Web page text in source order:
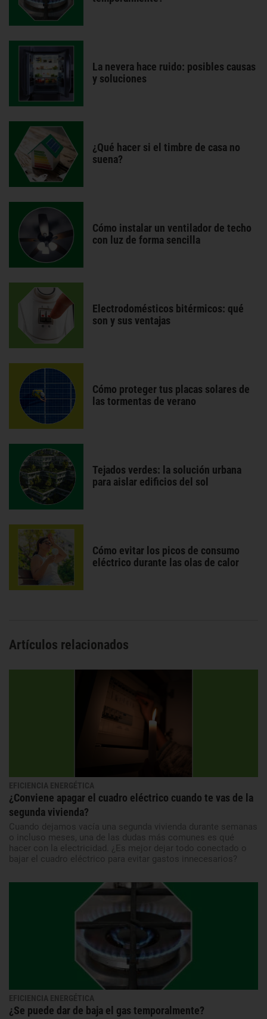
La nevera hace ruido: posibles causas
y soluciones
¿Qué hacer si el timbre de casa no
suena?
Cómo instalar un ventilador de techo
con luz de forma sencilla
Electrodomésticos bitérmicos: qué
son y sus ventajas
Cómo proteger tus placas solares de
las tormentas de verano
Tejados verdes: la solución urbana
para aislar edificios del sol
Cómo evitar los picos de consumo
eléctrico durante las olas de calor
Artículos relacionados
EFICIENCIA ENERGÉTICA
¿Conviene apagar el cuadro eléctrico cuando te vas de la
segunda vivienda?
Cuando dejamos vacía una segunda vivienda durante semanas
o incluso meses, una de las dudas más comunes es qué
hacer con la electricidad. ¿Es mejor dejar todo conectado o
bajar el cuadro eléctrico para evitar gastos innecesarios?
EFICIENCIA ENERGÉTICA
¿Se puede dar de baja el gas temporalmente?